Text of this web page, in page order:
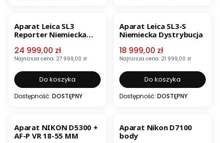
Aparat Leica SL3
Reporter Niemiecka
Cena promocyjna
24 999,00 zł
Najniższa cena: 27 999,00 zł
Do koszyka
Dostępność: DOSTĘPNY
Aparat Leica SL3-S
Niemiecka Dystrybucja
Cena promocyjna
18 999,00 zł
Najniższa cena: 21 999,00 zł
Do koszyka
Dostępność: DOSTĘPNY
Aparat NIKON D5300 +
AF-P VR 18-55 MM
Aparat Nikon D7100
body